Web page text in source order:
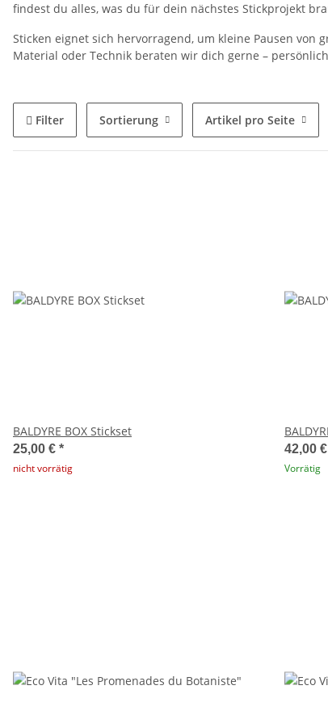
findest du alles, was du für dein nächstes Stickprojekt
Sticken eignet sich hervorragend, um kleine Pausen von
Material oder Technik beraten wir dich gerne –
Filter Sortierung Artikel pro Seite
BALDYRE BOX Stickset
25,00 € *
nicht vorrätig
42,00 €
Vorrätig